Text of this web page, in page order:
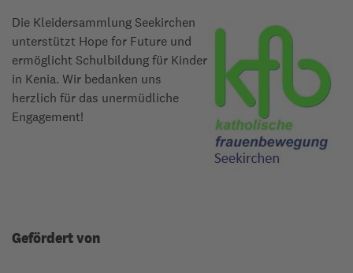
Die Kleidersammlung Seekirchen
unterstützt Hope for Future und
ermöglicht Schulbildung für Kinder
in Kenia. Wir bedanken uns
herzlich für das unermüdliche
Engagement!
Gefördert von